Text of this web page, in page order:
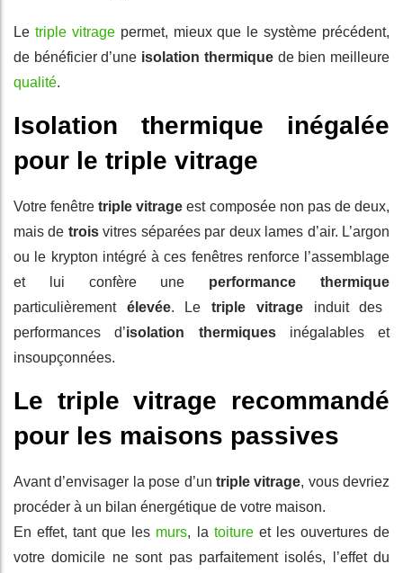
Le triple vitragepermet, mieux que le système précédent,
de bénéficier d’une isolation thermiquede bien meilleure
qualité.
Isolation thermique inégalée
pour le triple vitrage
Votre fenêtretriple vitrage est composée non pas de deux,
mais de troisvitres séparées par deux lames d’air. L’argon
ou le krypton intégré à ces fenêtres renforce l’assemblage
et lui confère une performance thermique
particulièrement élevée. Letriple vitrageinduit des
performances d’isolation thermiquesinégalables et
insoupçonnées.
Le triple vitrage recommandé
pour les maisons passives
Avant d’envisager la pose d’un triple vitrage, vous devriez
procéder à un bilan énergétique de votre maison.
En effet, tant que les murs, la toitureet les ouvertures de
votre domicile ne sont pas parfaitement isolés, l’effet du